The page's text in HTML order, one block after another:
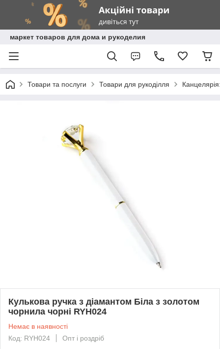
маркет товаров для дома и рукоделия
Товари та послуги Товари для рукоділля
Кулькова ручка з діамантом Біла з золотом
чорнила чорні RYH024
Немає в наявності
Код: RYH024
Опт і роздріб